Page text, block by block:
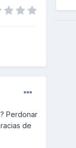
Perdonar
de